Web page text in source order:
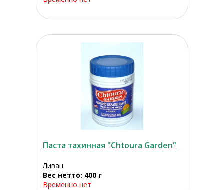
Паста тахинная "Chtoura Garden"
Ливан
Вес нетто: 400 г
Временно нет